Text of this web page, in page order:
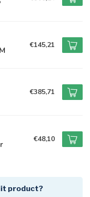
€145,21
€385,71
€48,10
product?